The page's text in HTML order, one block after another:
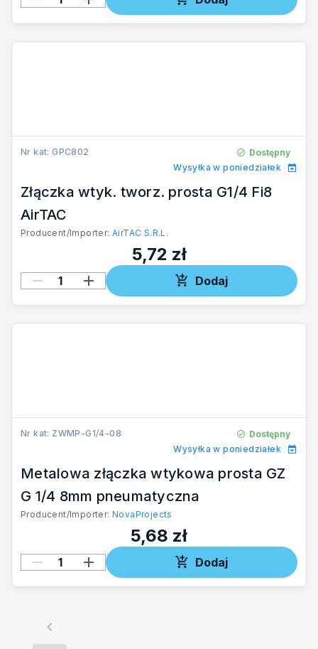
Nr kat: GPC802
Dostępny
Wysyłka w poniedziałek
Złączka wtyk. tworz. prosta G1/4 Fi8
AirTAC
Producent/Importer:AirTAC S.R.L.
5,72 zł
Dodaj
Nr kat: ZWMP-G1/4-08
Dostępny
Wysyłka w poniedziałek
Metalowa złączka wtykowa prosta GZ
G 1/4 8mm pneumatyczna
Producent/Importer:NovaProjects
5,68 zł
Dodaj